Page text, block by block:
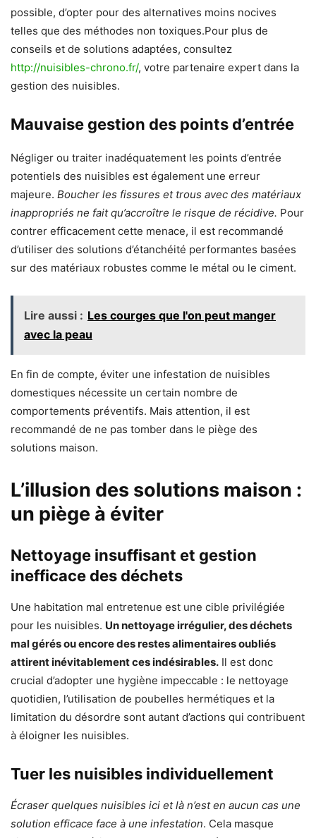
possible, d’opter pour des alternatives moins nocives
telles que des méthodes non toxiques.Pour plus de
conseils et de solutions adaptées, consultez
http://nuisibles-chrono.fr/, votre partenaire expert dans la
gestion des nuisibles.
Mauvaise gestion des points d’entrée
Négliger ou traiter inadéquatement les points d’entrée
potentiels des nuisibles est également une erreur
majeure. Boucher les fissures et trous avec des matériaux
inappropriés ne fait qu’accroître le risque de récidive. Pour
contrer efficacement cette menace, il est recommandé
d’utiliser des solutions d’étanchéité performantes basées
sur des matériaux robustes comme le métal ou le ciment.
Lire aussi : Les courges que l'on peut manger
avec la peau
En fin de compte, éviter une infestation de nuisibles
domestiques nécessite un certain nombre de
comportements préventifs. Mais attention, il est
recommandé de ne pas tomber dans le piège des
solutions maison.
L’illusion des solutions maison :
un piège à éviter
Nettoyage insuffisant et gestion
inefficace des déchets
Une habitation mal entretenue est une cible privilégiée
pour les nuisibles. Un nettoyage irrégulier, des déchets
mal gérés ou encore des restes alimentaires oubliés
attirent inévitablement ces indésirables. Il est donc
crucial d’adopter une hygiène impeccable : le nettoyage
quotidien, l’utilisation de poubelles hermétiques et la
limitation du désordre sont autant d’actions qui contribuent
à éloigner les nuisibles.
Tuer les nuisibles individuellement
Écraser quelques nuisibles ici et là n’est en aucun cas une
solution efficace face à une infestation. Cela masque